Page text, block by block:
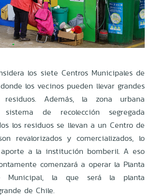
los siete Centros Municipales de
los vecinos pueden llevar grandes
Además, la zona urbana
de recolección segregada
los residuos se llevan a un Centro de
revalorizados y comercializados, lo
a la institución bomberil. A eso
comenzará a operar la Planta
Municipal, la que será la planta
de Chile.